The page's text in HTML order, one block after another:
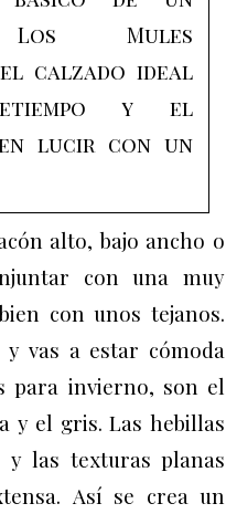
Los Mules
calzado ideal
y el
lucir con un
alto, bajo ancho o
con una muy
con unos tejanos.
vas a estar cómoda
para invierno, son el
y el gris. Las hebillas
y las texturas planas
Así se crea un